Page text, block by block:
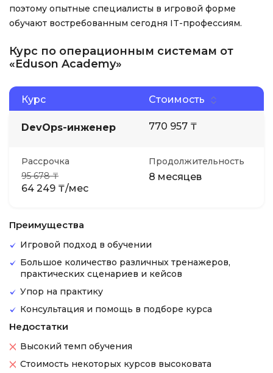
поэтому опытные специалисты в игровой форме
обучают востребованным сегодня IT-профессиям.
Курс по операционным системам от
«Eduson Academy»
Курс Стоимость
DevOps-инженер 770 957 ₸
Рассрочка
95 678 ₸
64 249 ₸/мес
Продолжительность
8 месяцев
Преимущества
Игровой подход в обучении
Большое количество различных тренажеров,
практических сценариев и кейсов
Упор на практику
Консультация и помощь в подборе курса
Недостатки
Высокий темп обучения
Стоимость некоторых курсов высоковата